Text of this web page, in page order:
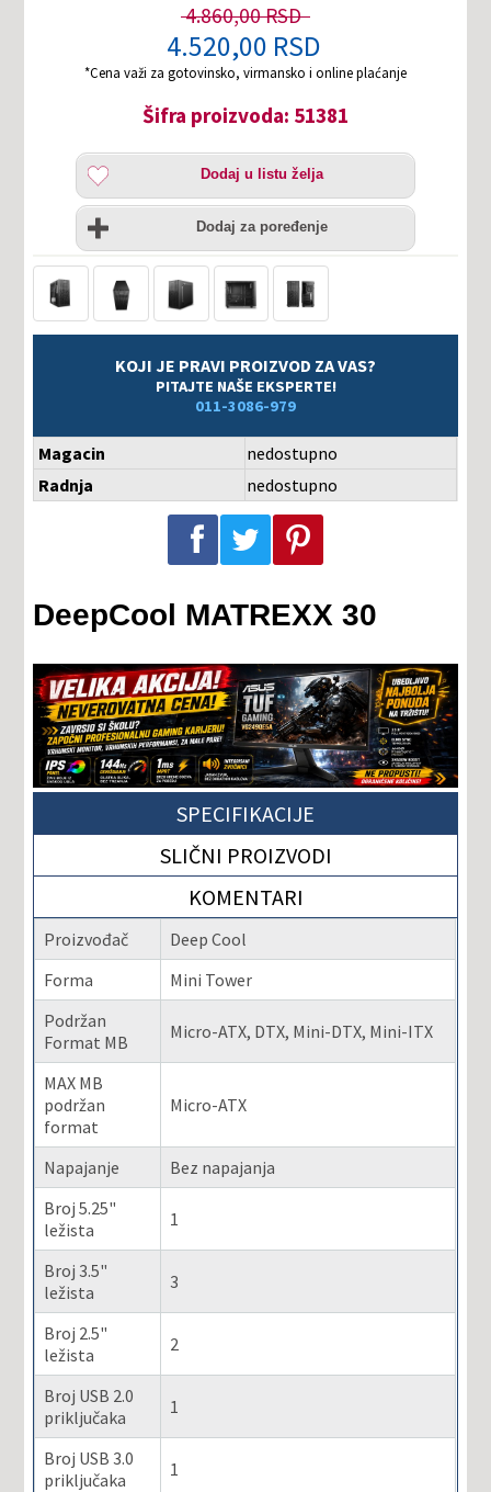
4.860,00 RSD
4.520,00 RSD
*Cena važi za gotovinsko, virmansko i online plaćanje
Šifra proizvoda: 51381
Dodaj
listu
želja
Dodaj u listu želja
Uporedi
Dodaj za poređenje
KOJI JE PRAVI PROIZVOD ZA VAS?
PITAJTE NAŠE EKSPERTE!
011-3086-979
Magacin
nedostupno
Radnja
nedostupno
Podeli na Facebook-u Podeli na Twitter-u Podeli na Pinterest-u
DeepCool MATREXX 30
SPECIFIKACIJE
SLIČNI PROIZVODI
KOMENTARI
Proizvođač
Deep Cool
Forma
Mini Tower
Podržan
Format MB
Micro-ATX, DTX, Mini-DTX, Mini-ITX
MAX MB
podržan
format
Micro-ATX
Napajanje
Bez napajanja
Broj 5.25"
ležista
1
Broj 3.5"
ležista
3
Broj 2.5"
ležista
2
Broj USB 2.0
priključaka
1
Broj USB 3.0
priključaka
1